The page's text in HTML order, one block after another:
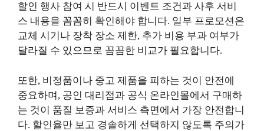
할인 행사 참여 시 반드시 이벤트 조건과 사후 서비
스 내용을 꼼꼼히 확인해야 합니다. 일부 프로모션은
교체 시기나 장착 장소 제한, 추가 비용 부과 여부가
달라질 수 있으므로 꼼꼼한 비교가 필요합니다.
또한, 비정품이나 중고 제품을 피하는 것이 안전에
중요하며, 공인 대리점과 공식 온라인몰에서 구매하
는 것이 품질 보증과 서비스 측면에서 가장 안전합니
다. 할인율만 보고 경솔하게 선택하지 않도록 주의가